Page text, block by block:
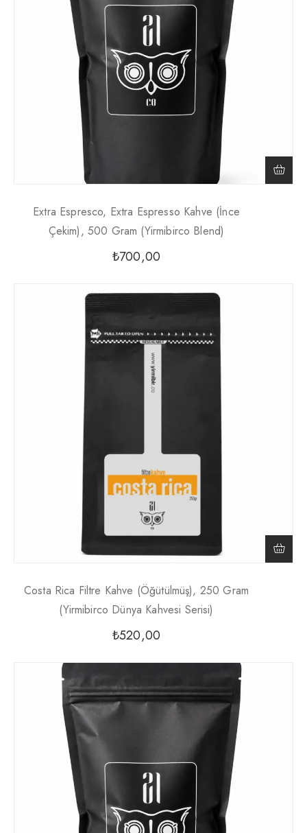
Extra Espresco, Extra Espresso Kahve (İnce
Çekim), 500 Gram (Yirmibirco Blend)
₺700,00
Costa Rica Filtre Kahve (Öğütülmüş), 250 Gram
(Yirmibirco Dünya Kahvesi Serisi)
₺520,00